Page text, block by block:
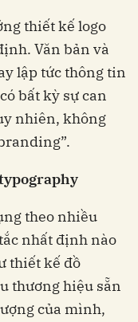
thiết kế logo
Văn bản và
lập tức thông tin
bất kỳ sự can
nhiên, không
theo nhiều
nhất định nào
thiết kế đồ
thương hiệu sẵn
của mình,